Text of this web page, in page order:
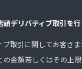
頭デリバティブ取引を
取引に関してお客さま
金額若しくはその上